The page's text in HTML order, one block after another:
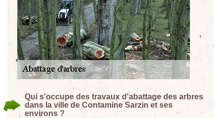
Qui s'occupe des travaux d'abattage des arbres
dans la ville de Contamine Sarzin et ses
environs ?